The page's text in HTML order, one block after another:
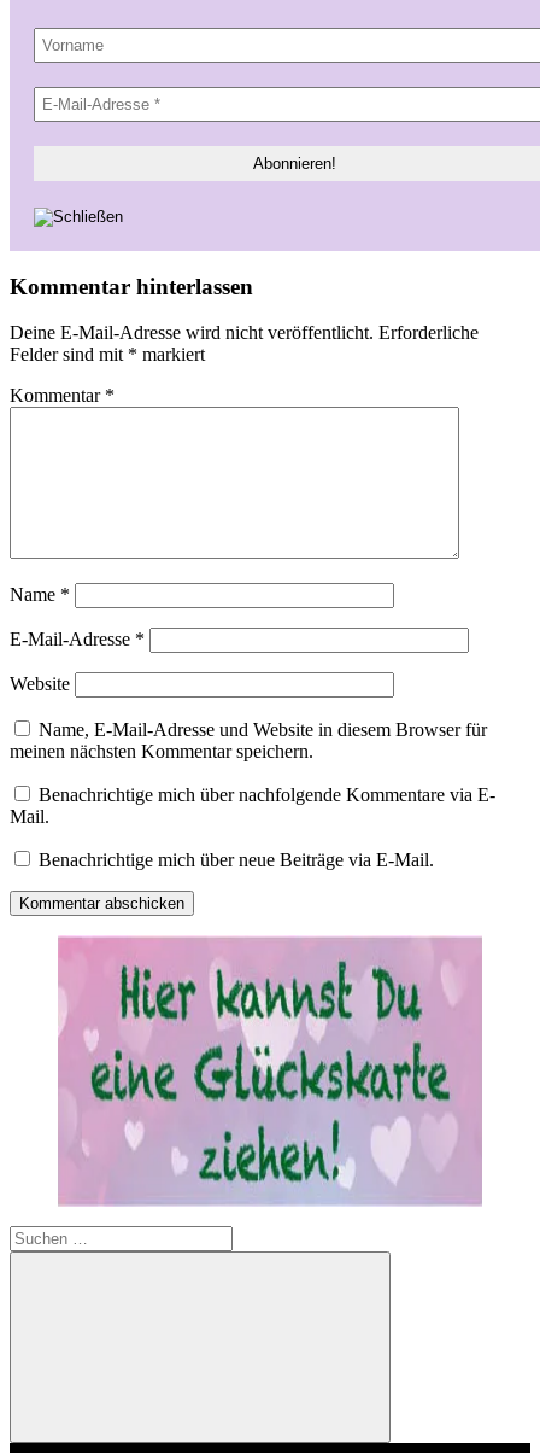
Kommentar hinterlassen
Deine E-Mail-Adresse wird nicht veröffentlicht. Erforderliche
Felder sind mit * markiert
Kommentar *
Name *
E-Mail-Adresse *
Website
Name, E-Mail-Adresse und Website in diesem Browser für
meinen nächsten Kommentar speichern.
Benachrichtige mich über nachfolgende Kommentare via E-
Mail.
Benachrichtige mich über neue Beiträge via E-Mail.
Suchen
nach:
Suchen